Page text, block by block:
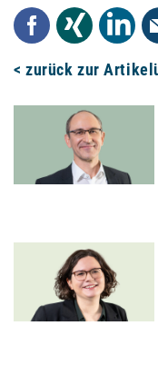
Facebook
Xing
< zurück zur